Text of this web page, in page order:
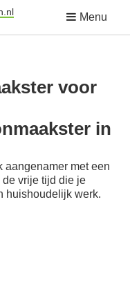
Menu
voor
in
aangenamer met een
de vrije tijd die je
huishoudelijk werk.